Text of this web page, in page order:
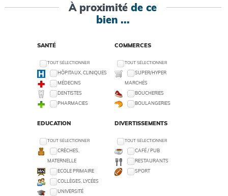
À proximitéde ce
bien ...
SANTÉ
TOUT SÉLECTIONNER
HÔPITAUX, CLINIQUES
MÉDECINS
DENTISTES
PHARMACIES
COMMERCES
TOUT SÉLECTIONNER
SUPER/HYPER
MARCHÉS
BOUCHERIES
BOULANGERIES
EDUCATION
TOUT SÉLECTIONNER
CRÈCHES,
MATERNELLE
ECOLE PRIMAIRE
COLLÈGES, LYCÉES
UNIVERSITÉ
DIVERTISSEMENTS
TOUT SÉLECTIONNER
CAFÉ / PUB
RESTAURANTS
SPORT